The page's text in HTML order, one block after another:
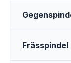
Frässpindel